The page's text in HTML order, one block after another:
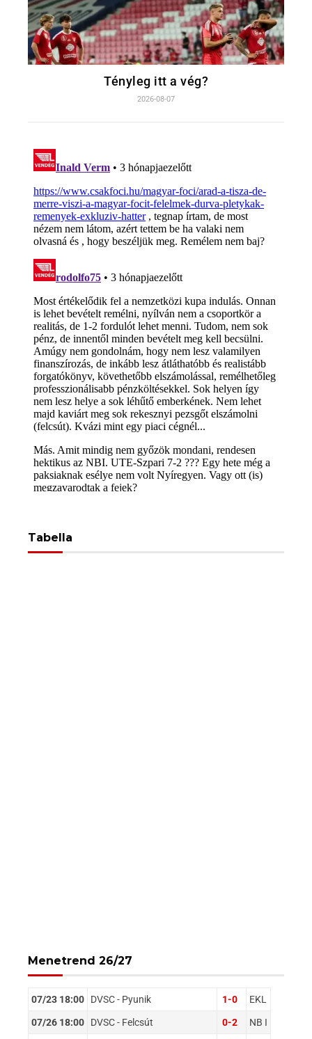
Tényleg itt a vég?
2026-08-07
Tabella
Menetrend 26/27
07/23 18:00 DVSC - Pyunik 1-0 EKL
07/26 18:00 DVSC - Felcsút 0-2 NB I